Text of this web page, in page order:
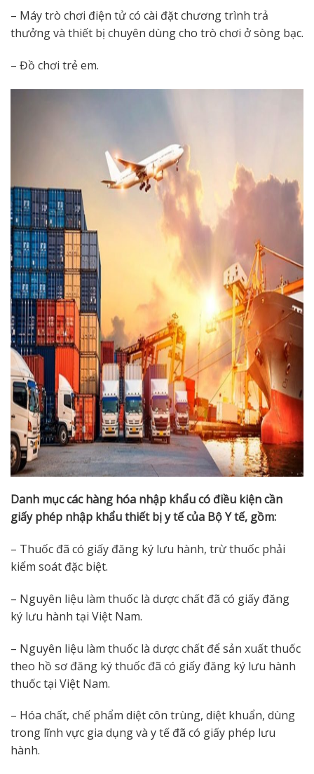
– Máy trò chơi điện tử có cài đặt chương trình trả
thưởng và thiết bị chuyên dùng cho trò chơi ở sòng bạc.
– Đồ chơi trẻ em.
Danh mục các hàng hóa nhập khẩu có điều kiện cần
giấy phép nhập khẩu thiết bị y tế của Bộ Y tế, gồm:
– Thuốc đã có giấy đăng ký lưu hành, trừ thuốc phải
kiểm soát đặc biệt.
– Nguyên liệu làm thuốc là dược chất đã có giấy đăng
ký lưu hành tại Việt Nam.
– Nguyên liệu làm thuốc là dược chất để sản xuất thuốc
theo hồ sơ đăng ký thuốc đã có giấy đăng ký lưu hành
thuốc tại Việt Nam.
– Hóa chất, chế phẩm diệt côn trùng, diệt khuẩn, dùng
trong lĩnh vực gia dụng và y tế đã có giấy phép lưu
hành.